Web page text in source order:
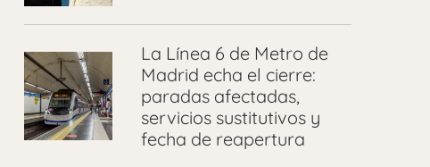
La Línea 6 de Metro de
Madrid echa el cierre:
paradas afectadas,
servicios sustitutivos y
fecha de reapertura